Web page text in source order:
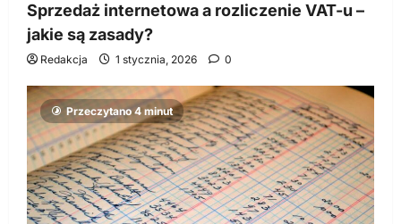
Sprzedaż internetowa a rozliczenie VAT-u –
jakie są zasady?
Redakcja 1 stycznia, 2026 0
Przeczytano 4 minut